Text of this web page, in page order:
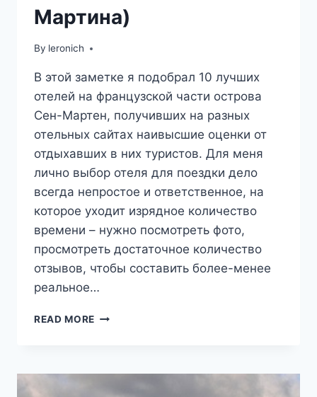
Мартина)
By leronich
В этой заметке я подобрал 10 лучших
отелей на французской части острова
Сен-Мартен, получивших на разных
отельных сайтах наивысшие оценки от
отдыхавших в них туристов. Для меня
лично выбор отеля для поездки дело
всегда непростое и ответственное, на
которое уходит изрядное количество
времени – нужно посмотреть фото,
просмотреть достаточное количество
отзывов, чтобы составить более-менее
реальное…
READ MORE 10
СЕН-